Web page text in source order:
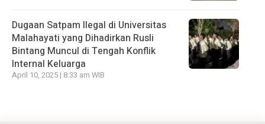
Dugaan Satpam Ilegal di Universitas
Malahayati yang Dihadirkan Rusli
Bintang Muncul di Tengah Konflik
Internal Keluarga
April 10, 2025 | 8:33 am WIB